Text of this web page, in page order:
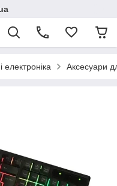
електроніка Аксесуари